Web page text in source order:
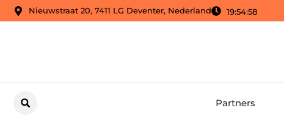
Nieuwstraat 20, 7411 LG Deventer, Nederland 19:55:00
Partners